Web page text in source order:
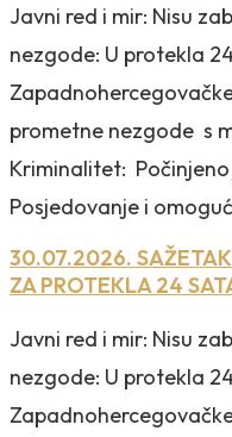
Javni red i mir: Nisu
nezgode: U protekla
prometne nezgode s
Kriminalitet:
Posjedovanje i
30.07.2026.
ZA PROTEKLA 24
Javni red i mir: Nisu
nezgode: U protekla